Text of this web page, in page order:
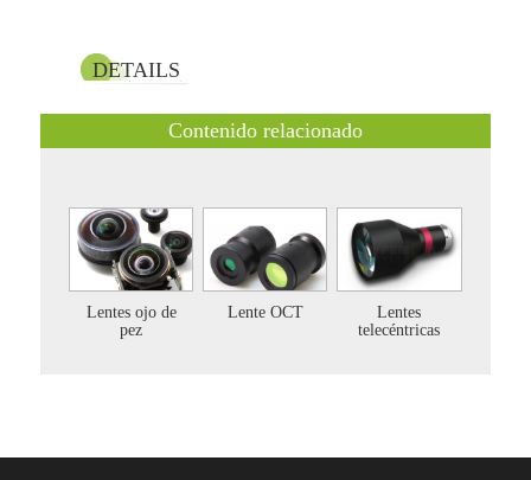
DETAILS
Contenido relacionado
Lentes ojo de
pez
Lente OCT
Lentes
telecéntricas